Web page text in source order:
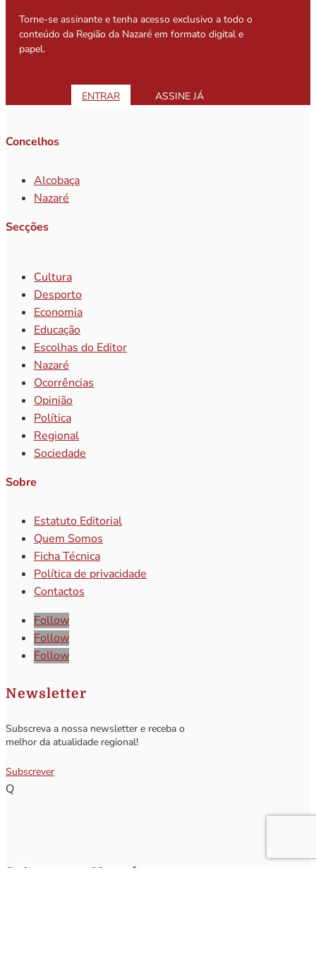
Torne-se assinante e tenha acesso exclusivo a todo o
conteúdo da Região da Nazaré em formato digital e
papel.
ENTRAR ASSINE JÁ
Concelhos
Alcobaça
Nazaré
Secções
Cultura
Desporto
Economia
Educação
Escolhas do Editor
Nazaré
Ocorrências
Opinião
Política
Regional
Sociedade
Sobre
Estatuto Editorial
Quem Somos
Ficha Técnica
Política de privacidade
Contactos
Follow
Follow
Follow
Newsletter
Subscreva a nossa newsletter e receba o
melhor da atualidade regional!
Subscrever
Q
Subscrever Newsletter